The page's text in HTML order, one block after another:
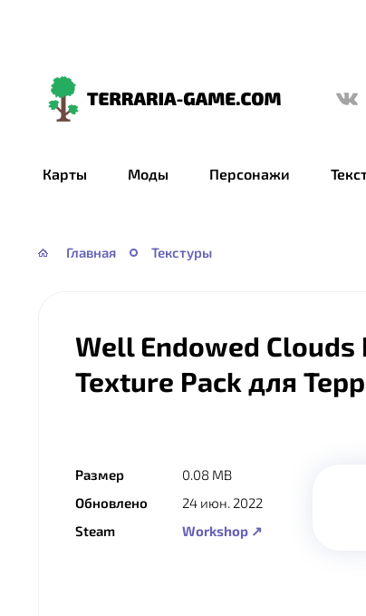
Terraria-
Карты Моды Персонажи
Главная Текстуры
Well Endowed Clouds
Texture Pack для
Размер
0.08 MB
Обновлено
24 июн. 2022
Steam
Workshop ↗